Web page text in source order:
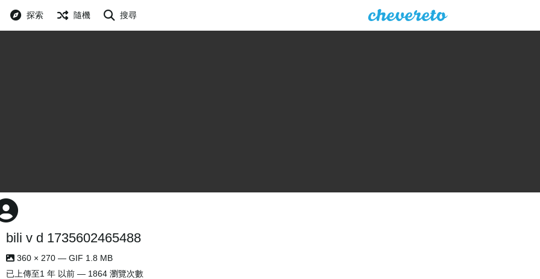
探索 隨機 搜尋
bili v d 1735602465488
360 × 270 — GIF 1.8 MB
已上傳至1 年 以前 — 1864 瀏覽次數